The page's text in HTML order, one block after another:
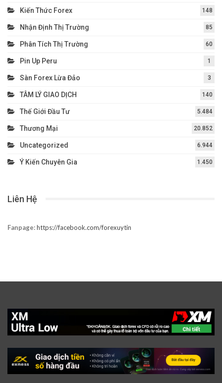
Kiến Thức Forex 148
Nhận Định Thị Trường 85
Phân Tích Thị Trường 60
Pin Up Peru 1
Sàn Forex Lừa Đảo 3
TÂM LÝ GIAO DỊCH 140
Thế Giới Đầu Tư 5.484
Thương Mại 20.852
Uncategorized 6.944
Ý Kiến Chuyên Gia 1.450
Liên Hệ
Fanpage:https://facebook.com/forexuytin